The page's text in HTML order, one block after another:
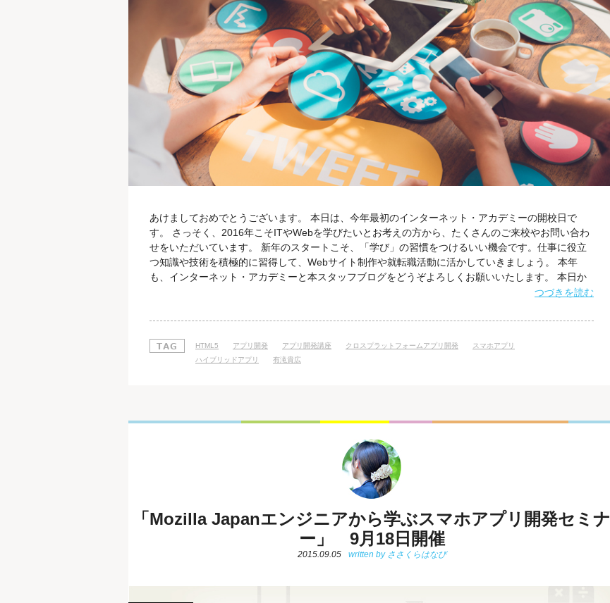
あけましておめでとうございます。 本日は、今年最初のインターネット・アカデミーの開校日で
す。 さっそく、2016年こそITやWebを学びたいとお考えの方から、たくさんのご来校やお問い合わ
せをいただいています。 新年のスタートこそ、「学び」の習慣をつけるいい機会です。仕事に役立
つ知識や技術を積極的に習得して、Webサイト制作や就転職活動に活かしていきましょう。 本年
も、インターネット・アカデミーと本スタッフブログをどうぞよろしくお願いいたします。 本日か
ら何回かに分けて、2016年に学ぶべきオススメ講座や技術についてご紹介したいと思います。 ちな
プリ開発」 従来のやり方では、iOSやAndroidな
つづきを読む
HTML5 アプリ開発 アプリ開発講座 クロスプラットフォームアプリ開発
スマホアプリ
ハイブリッドアプリ
有滝貴広
「Mozilla Japanエンジニアから学ぶスマホアプリ開発セミナ
ー」 9月18日開催
2015.09.05